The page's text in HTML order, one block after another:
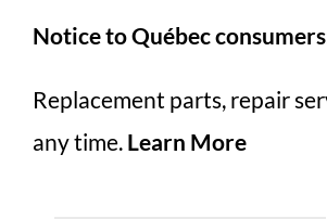
Notice to Québec
Replacement parts, repair
any time. Learn More